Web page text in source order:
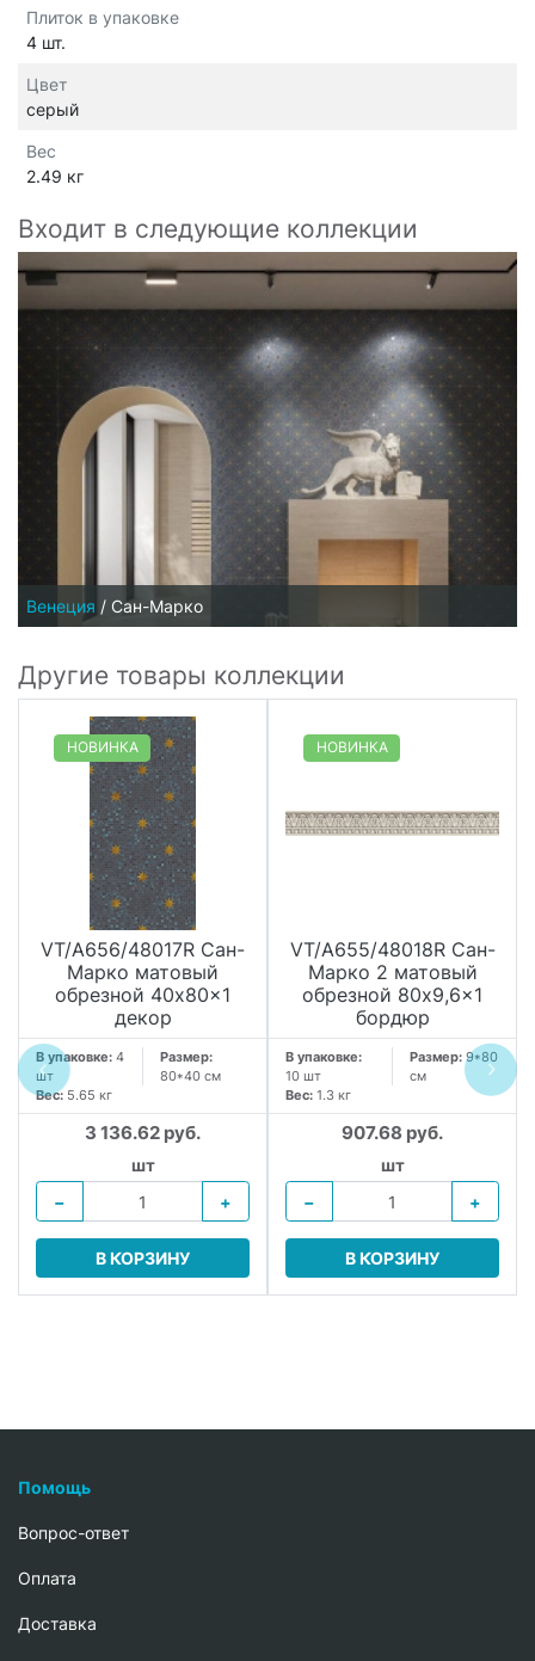
Плиток в упаковке
4 шт.
Цвет
серый
Вес
2.49 кг
Входит в следующие коллекции
Венеция / Сан-Марко
Другие товары коллекции
НОВИНКА
VT/A656/48017R Сан-
Марко матовый
обрезной 40x80x1
декор
В упаковке: 4
шт
Размер:
80*40 см
Вес: 5.65 кг
3 136.62 руб.
шт
−
+
В КОРЗИНУ
НОВИНКА
VT/A655/48018R Сан-
Марко 2 матовый
обрезной 80x9,6x1
бордюр
В упаковке:
10 шт
Размер: 9*80
см
Вес: 1.3 кг
907.68 руб.
шт
−
+
В КОРЗИНУ
Помощь
Вопрос-ответ
Oплата
Доставка